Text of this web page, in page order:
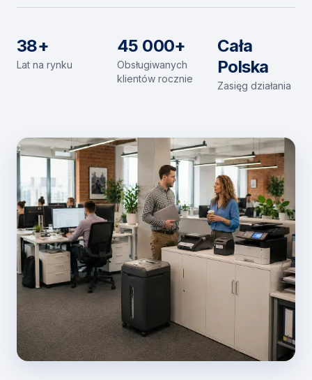
38+
Lat na rynku
45 000+
Obsługiwanych
klientów rocznie
Cała
Polska
Zasięg działania